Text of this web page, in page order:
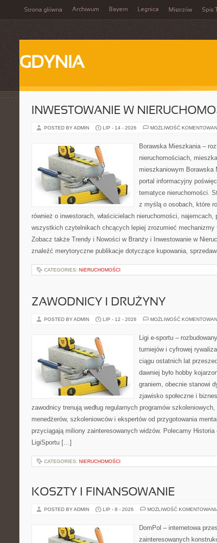
Strona główna Archiwum Bayern Legnica Mistrzów Spis
GDYNIA
INWESTOWANIE W
POSTED BY ADMIN LIP - 14 - 2026 MOŻLIWOŚĆ
Borawska Mieszkania –
nieruchomościach,
mieszkaniowym Borawska
portal informacyjny
tematyce nieruchomości.
z myślą o osobach, które
również o inwestorach, właścicielach nieruchomości, najemcach,
wszystkich czytelnikach chcących lepiej zrozumieć mechanizmy
Zobacz także Trendy i Nowości w Branży i Inwestowanie w
znaleźć merytoryczne publikacje dotyczące kupowania,
CATEGORIES: NIERUCHOMOŚCI
ZAWODNICY I DRUŻYNY
POSTED BY ADMIN LIP - 12 - 2026 MOŻLIWOŚĆ
Ligi e-sportu –
turniejów i cyfrowej
ciągu ostatnich lat
dawniej było hobby
graniem, obecnie stanowi
zjawisko społeczne i
zawodnicy trenują według regularnych programów
menedżerów, szkoleniowców i ekspertów od przygotowania
przyciągają miliony zainteresowanych widzów. Polecamy
LigiSportu […]
CATEGORIES: NIERUCHOMOŚCI
KOSZTY I FINANSOWANIE
POSTED BY ADMIN LIP - 8 - 2026 MOŻLIWOŚĆ
DomPol – internetowa
zainteresowanych